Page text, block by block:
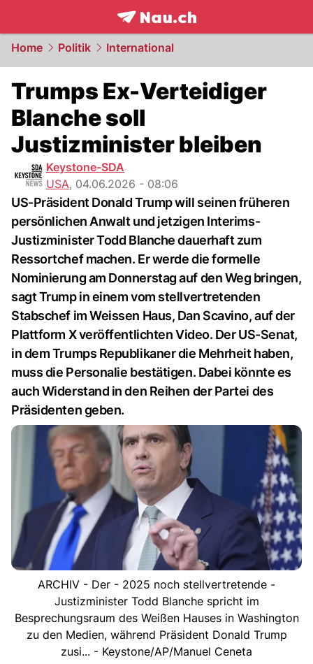
frontpage.NAU.ch
Home Politik International
Trumps Ex-Verteidiger
Blanche soll
Justizminister bleiben
Keystone-SDA
USA, 04.06.2026 - 08:06
US-Präsident Donald Trump will seinen früheren
persönlichen Anwalt und jetzigen Interims-
Justizminister Todd Blanche dauerhaft zum
Ressortchef machen. Er werde die formelle
Nominierung am Donnerstag auf den Weg bringen,
sagt Trump in einem vom stellvertretenden
Stabschef im Weissen Haus, Dan Scavino, auf der
Plattform X veröffentlichten Video. Der US-Senat,
in dem Trumps Republikaner die Mehrheit haben,
muss die Personalie bestätigen. Dabei könnte es
auch Widerstand in den Reihen der Partei des
Präsidenten geben.
ARCHIV - Der - 2025 noch stellvertretende -
Justizminister Todd Blanche spricht im
Besprechungsraum des Weißen Hauses in Washington
zu den Medien, während Präsident Donald Trump
zusi... - Keystone/AP/Manuel Ceneta